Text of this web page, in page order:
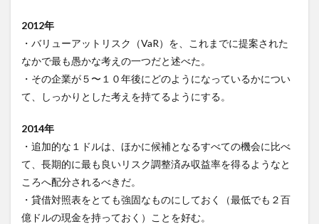
2012年
・バリューアットリスク（VaR）を、これまでに提案された
なかで最も愚かな考えの一つだと述べた。
・その企業が５〜１０年後にどのようになっているかについ
て、しっかりとした考えを持てるようにする。
2014年
・追加的な１ドルは、ほかに候補となるすべての機会に比べ
て、長期的に最も良いリスク調整済み収益率を得るようなと
ころへ配分されるべきだ。
・貸借対照表をとても強固なものにしておく（最低でも２百
億ドルの現金を持っておく）ことを好む。